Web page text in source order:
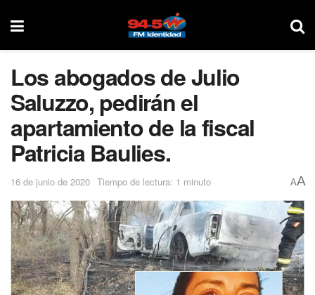
Los abogados de Julio
Saluzzo, pedirán el
apartamiento de la fiscal
Patricia Baulies.
16 de junio de 2020 Tiempo de lectura: 1 minuto AA